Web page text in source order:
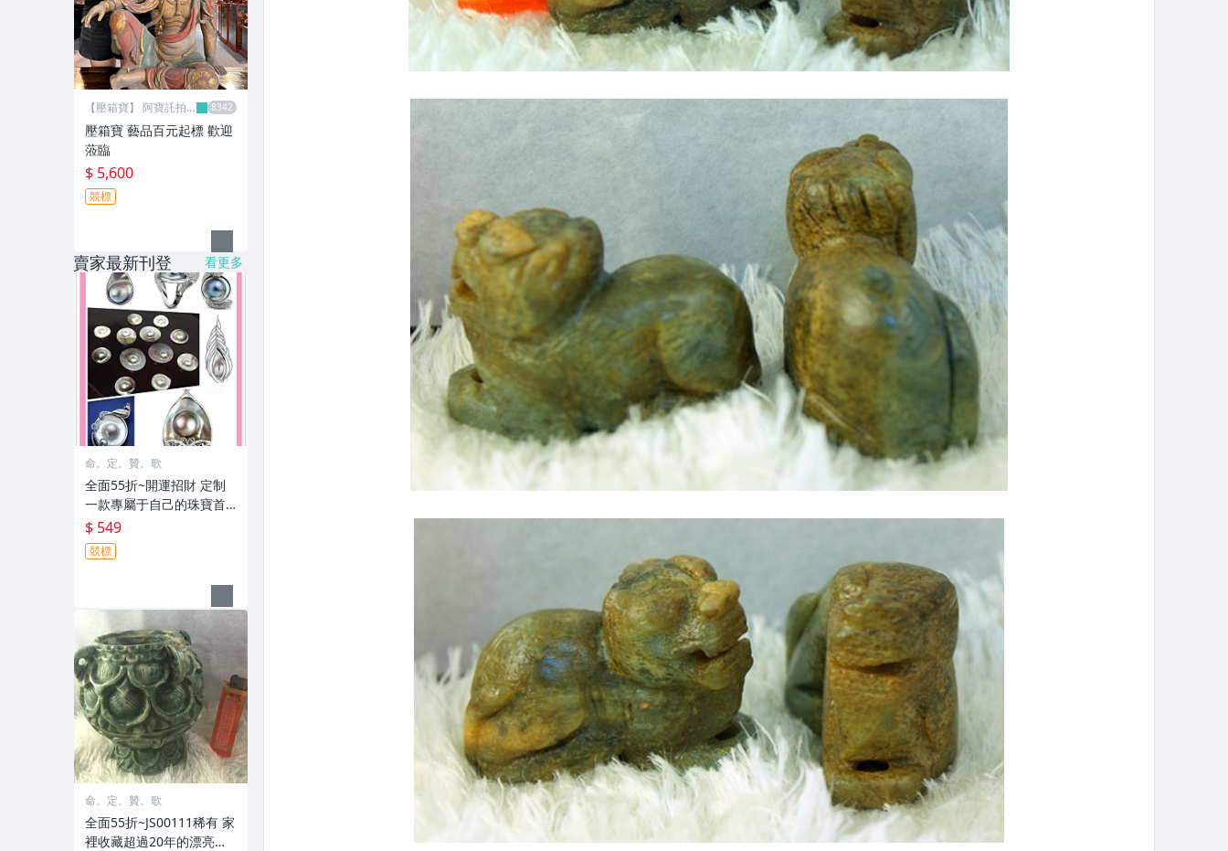
【壓箱寶】 阿寶託拍
壓箱寶 藝品百元起標 歡迎
蒞臨
$ 5,600
競標
賣家最新刊登 看更多
命。定。贊。歌
全面55折~開運招財 定制
一款專屬于自己的珠寶首
飾 大溪地半面黑珍珠 海水
珍珠 非南洋珍珠或akoya
珍珠
$ 549
競標
命。定。贊。歌
全面55折~JS00111稀有 家
裡收藏超過20年的漂亮玉